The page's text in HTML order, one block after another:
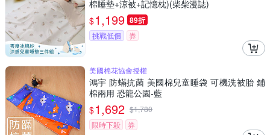
棉睡墊+涼被+記憶枕)(柴柴漫誌)
$1,199 89折
挑戰低價 券
美國棉花協會授權
鴻宇 防蟎抗菌 美國棉兒童睡袋 可機洗被胎 鋪
棉兩用 恐龍公園-藍
$1,692 $1,780
限時下殺
券